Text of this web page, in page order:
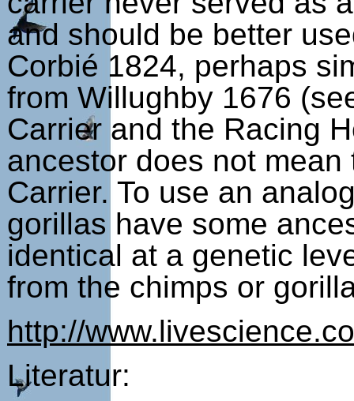
and should be better
Corbié 1824, perhaps
from Willughby 1676
Carrier and the Racing
ancestor does not
Carrier. To use an
gorillas have some
identical at a genetic
from the chimps or
http://
Literatur: